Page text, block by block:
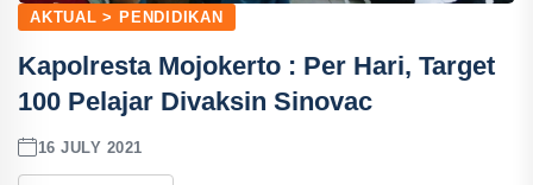
AKTUAL > PENDIDIKAN
Kapolresta Mojokerto : Per Hari, Target
100 Pelajar Divaksin Sinovac
16 JULY 2021